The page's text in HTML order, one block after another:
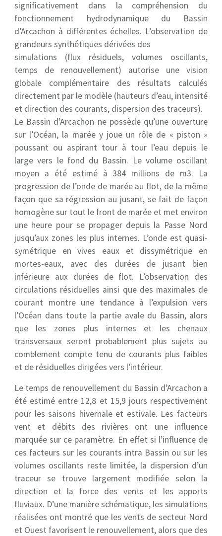
significativement dans la compréhension du
fonctionnement hydrodynamique du Bassin
d’Arcachon à différentes échelles. L’observation de
grandeurs synthétiques dérivées des
simulations (flux résiduels, volumes oscillants,
temps de renouvellement) autorise une vision
globale complémentaire des résultats calculés
directement par le modèle (hauteurs d’eau, intensité
et direction des courants, dispersion des traceurs).
Le Bassin d’Arcachon ne possède qu’une ouverture
sur l’Océan, la marée y joue un rôle de « piston »
poussant ou aspirant tour à tour l’eau depuis le
large vers le fond du Bassin. Le volume oscillant
moyen a été estimé à 384 millions de m3. La
progression de l’onde de marée au flot, de la même
façon que sa régression au jusant, se fait de façon
homogène sur tout le front de marée et met environ
une heure pour se propager depuis la Passe Nord
jusqu’aux zones les plus internes. L’onde est quasi-
symétrique en vives eaux et dissymétrique en
mortes-eaux, avec des durées de jusant bien
inférieure aux durées de flot. L’observation des
circulations résiduelles ainsi que des maximales de
courant montre une tendance à l’expulsion vers
l’Océan dans toute la partie avale du Bassin, alors
que les zones plus internes et les chenaux
transversaux seront probablement plus sujets au
comblement compte tenu de courants plus faibles
et de résiduelles dirigées vers l’intérieur.
Le temps de renouvellement du Bassin d’Arcachon a
été estimé entre 12,8 et 15,9 jours respectivement
pour les saisons hivernale et estivale. Les facteurs
vent et débits des rivières ont une influence
marquée sur ce paramètre. En effet si l’influence de
ces facteurs sur les courants intra Bassin ou sur les
volumes oscillants reste limitée, la dispersion d’un
traceur se trouve largement modifiée selon la
direction et la force des vents et les apports
fluviaux. D’une manière schématique, les simulations
réalisées ont montré que les vents de secteur Nord
et Ouest favorisent le renouvellement, alors que des